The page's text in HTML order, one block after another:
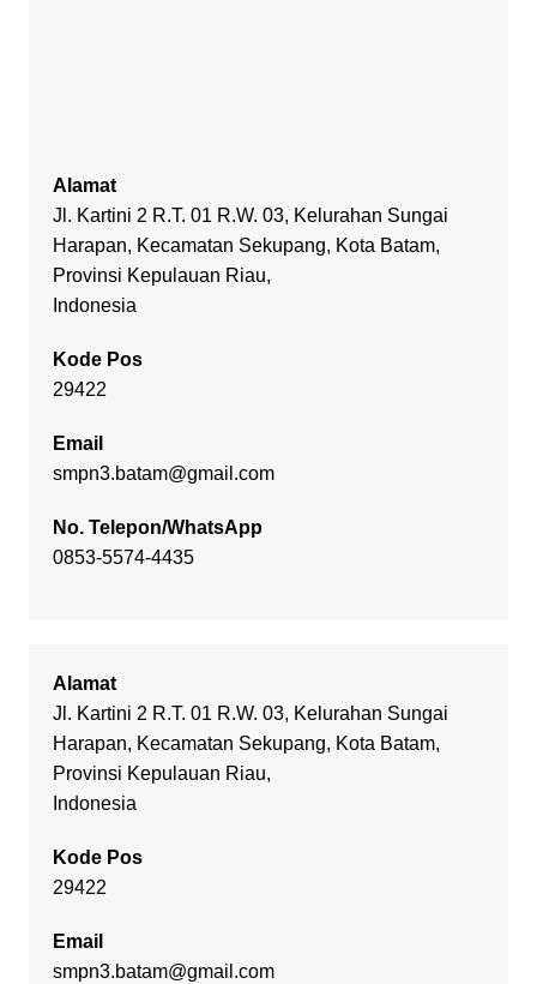
Alamat
Jl. Kartini 2 R.T. 01 R.W. 03, Kelurahan Sungai
Harapan, Kecamatan Sekupang, Kota Batam,
Provinsi Kepulauan Riau,
Indonesia
Kode Pos
29422
Email
smpn3.batam@gmail.com
No. Telepon/WhatsApp
0853-5574-4435
Alamat
Jl. Kartini 2 R.T. 01 R.W. 03, Kelurahan Sungai
Harapan, Kecamatan Sekupang, Kota Batam,
Provinsi Kepulauan Riau,
Indonesia
Kode Pos
29422
Email
smpn3.batam@gmail.com